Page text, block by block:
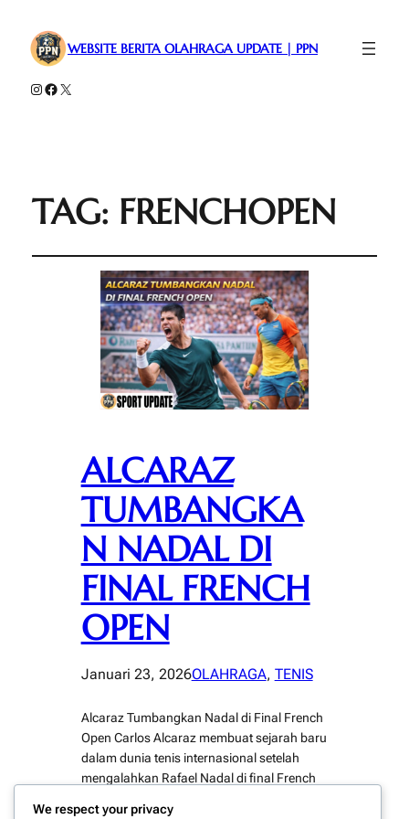
WEBSITE BERITA OLAHRAGA UPDATE | PPN
Instagram
Facebook
X
TAG: FRENCHOPEN
ALCARAZ
TUMBANGKA
N NADAL DI
FINAL FRENCH
OPEN
Januari 23, 2026OLAHRAGA, TENIS
Alcaraz Tumbangkan Nadal di Final French
Open Carlos Alcaraz membuat sejarah baru
dalam dunia tenis internasional setelah
mengalahkan Rafael Nadal di final French
We respect your privacy